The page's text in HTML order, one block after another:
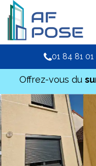
01 84 81 01
Offrez-vous du